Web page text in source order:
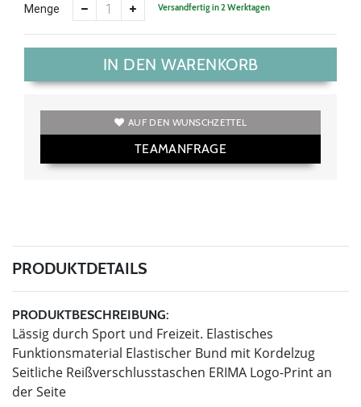
Menge Versandfertig in 2 Werktagen
IN DEN WARENKORB
AUF DEN WUNSCHZETTEL
TEAMANFRAGE
PRODUKTDETAILS
PRODUKTBESCHREIBUNG:
Lässig durch Sport und Freizeit. Elastisches
Funktionsmaterial Elastischer Bund mit Kordelzug
Seitliche Reißverschlusstaschen ERIMA Logo-Print an
der Seite